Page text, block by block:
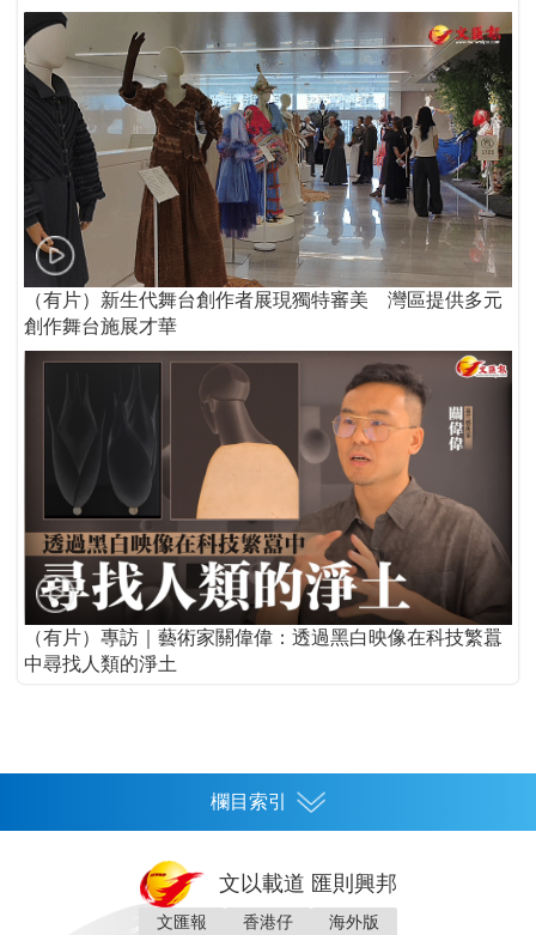
（有片）新生代舞台創作者展現獨特審美 灣區提供多元
創作舞台施展才華
（有片）專訪｜藝術家關偉偉：透過黑白映像在科技繁囂
中尋找人類的淨土
欄目索引
文以載道 匯則興邦
文匯報 香港仔 海外版